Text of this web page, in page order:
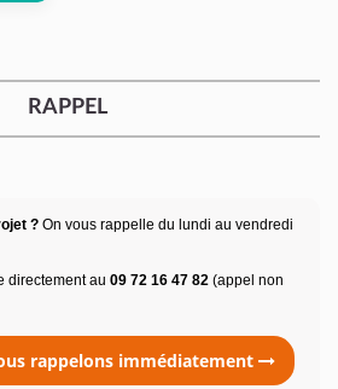
RAPPEL
? On vous rappelle du lundi au vendredi
directement au 09 72 16 47 82 (appel non
rappelons immédiatement